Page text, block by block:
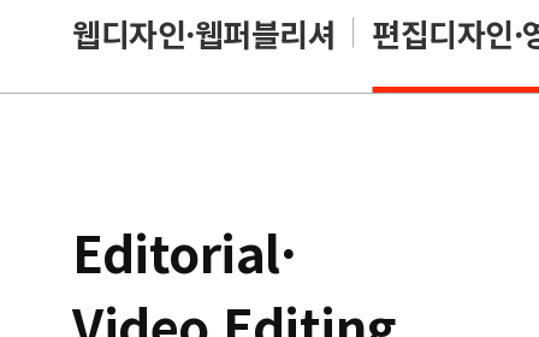
웹디자인·웹퍼블리셔 편집디자인·
Editorial·